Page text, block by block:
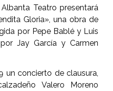
Teatro presentará
Gloria», una obra de
por Pepe Bablé y Luis
Jay García y Carmen
un concierto de clausura,
Valero Moreno